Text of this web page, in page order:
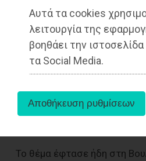
Αυτά τα cookies
λειτουργία της
βοηθάει την
τα Social Media.
Έντονη αναστάτωση έχει
τοπική κοινωνία στο Μάτι
παραμονή επιβατηγών και
οχηματαγωγών πλοίων
οικισμού, με κατοίκους να
απαντήσεις για τη
περιβαλλοντικούς όρους
Το θέμα έφτασε ήδη στη